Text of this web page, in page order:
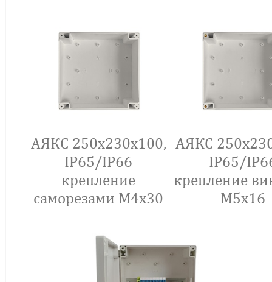
АЯКС 250x230x100,
IP65/IP66
крепление
саморезами М4х30
АЯКС
IP65/
крепление
М5х16